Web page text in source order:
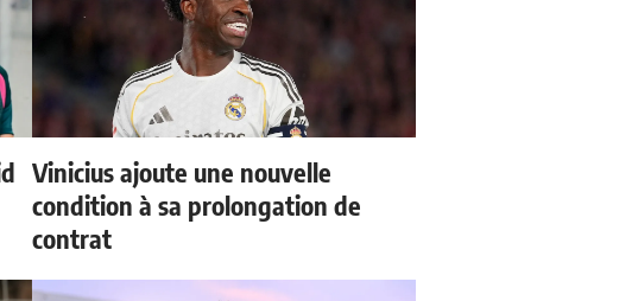
Vinicius ajoute une nouvelle
condition à sa prolongation de
contrat